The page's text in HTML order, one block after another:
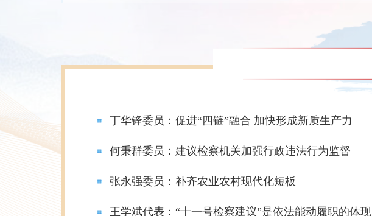
元供给渠道
丁华锋委员：促进“四链”融合 加快形成新质生产力
何秉群委员：建议检察机关加强行政违法行为监督
张永强委员：补齐农业农村现代化短板
王学斌代表：“十一号检察建议”是依法能动履职的体现